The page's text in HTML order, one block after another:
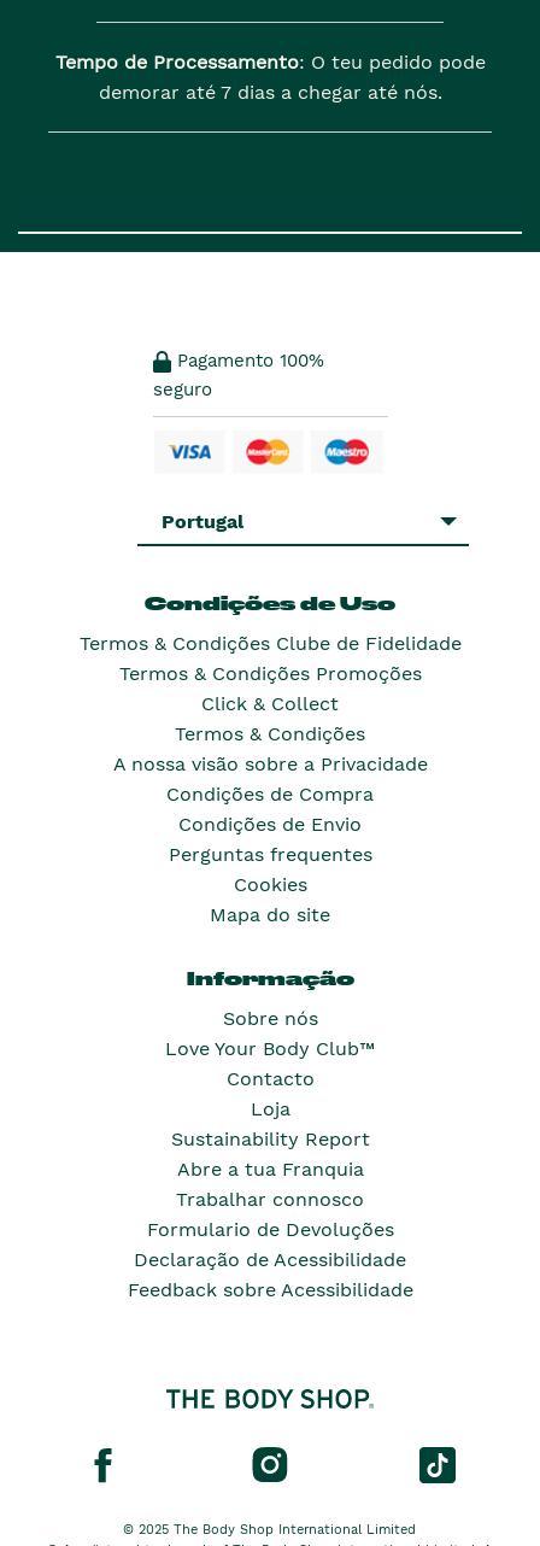
Tempo de Processamento: O teu pedido pode
demorar até 7 dias a chegar até nós.
Pagamento 100%
seguro
Portugal
Condições de Uso
Termos & Condições Clube de Fidelidade
Termos & Condições Promoções
Click & Collect
Termos & Condições
A nossa visão sobre a Privacidade
Condições de Compra
Condições de Envio
Perguntas frequentes
Cookies
Mapa do site
Informação
Sobre nós
Love Your Body Club™
Contacto
Loja
Sustainability Report
Abre a tua Franquia
Trabalhar connosco
Formulario de Devoluções
Declaração de Acessibilidade
Feedback sobre Acessibilidade
© 2025 The Body Shop International Limited